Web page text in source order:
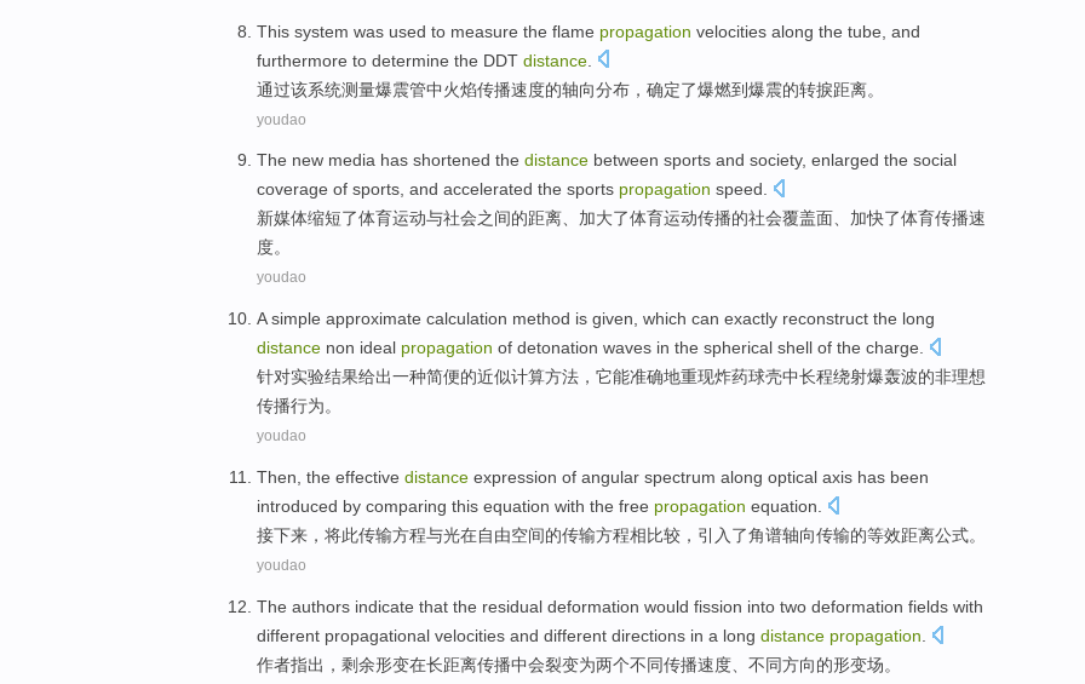
This system was used to measure the flame propagation velocities along the tube , and
furthermore to determine the DDT distance
通过该系统测量爆震管中火焰传播速度的轴向分布， 确定了爆燃到爆震的转捩距离。
youdao
The new media has shortened the distance between sports and society, enlarged the social
coverage of sports, and accelerated the sports propagation speed.
新媒体缩短了体育运动与社会之间的距离、 加大了体育运动传播的社会覆盖面、 加快了体育传播速
度。
youdao
A simple approximate calculation method is given which can exactly reconstruct the long
distance non ideal propagation of detonation waves in the spherical shell of the charge
针对实验结果给出一种简便的近似计算方法 ， 它能准确地重现炸药球壳中长程绕射爆轰波的非理想
传播行为。
youdao
Then , the effective distance expression of angular spectrum along optical axis has been
introduced by comparing this equation with the free propagation equation
接下来 ，将此传输方程与光在自由空间的传输方程相比较， 引入 了角谱轴向传输的等效距离公式。
youdao
The authors indicate that the residual deformation would fission into two deformation fields with
different propagational velocities and different directions in a long distance propagation
作者指出 ， 剩余形变在长距离传播中会裂变为两个不同传播速度 、不同方向的形变场。